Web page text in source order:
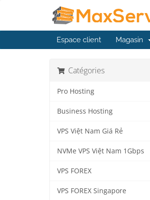
Espace client Magasin
Catégories
Pro Hosting
Business Hosting
VPS Việt Nam Giá Rẻ
NVMe VPS Việt Nam 1Gbps
VPS FOREX
VPS FOREX Singapore